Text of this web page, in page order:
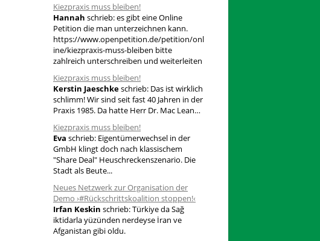
n
n
a
c
h
:
Kiezpraxis muss bleiben!
Hannah schrieb:es gibt eine Online
Petition die man unterzeichnen kann.
https://www.openpetition.de/petition/onl
ine/kiezpraxis-muss-bleiben bitte
zahlreich unterschreiben und weiterleiten
Kiezpraxis muss bleiben!
Kerstin Jaeschkeschrieb: Das ist wirklich
schlimm! Wir sind seit fast 40 Jahren in der
Praxis 1985. Da hatte Herr Dr. Mac Lean…
Kiezpraxis muss bleiben!
Eva schrieb: Eigentümerwechsel in der
GmbH klingt doch nach klassischem
"Share Deal" Heuschreckenszenario. Die
Stadt als Beute...
Neues Netzwerk zur Organisation der
Demo ›#Rückschrittskoalition stoppen!‹
Irfan Keskin schrieb:Türkiye da Sağ
iktidarla yüzünden nerdeyse İran ve
Afganistan gibi oldu.